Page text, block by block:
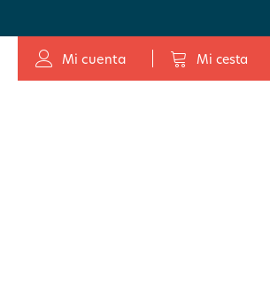
Mi cuenta Mi cesta